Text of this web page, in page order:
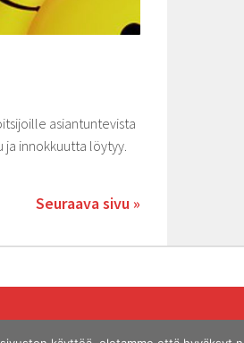
asiantuntevista
ja innokkuutta löytyy.
Seuraava sivu »